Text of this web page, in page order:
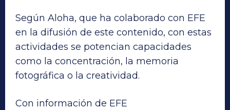
Según Aloha, que ha colaborado con EFE
en la difusión de este contenido, con estas
actividades se potencian capacidades
como la concentración, la memoria
fotográfica o la creatividad.
Con información de EFE